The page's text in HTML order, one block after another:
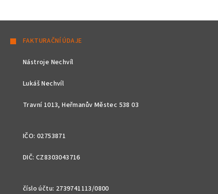
FAKTURAČNÍ ÚDAJE
Nástroje Nechvíl
Lukáš Nechvíl
Travní 1013, Heřmanův Městec 538 03
IČO: 02753871
DIČ: CZ8303043716
číslo účtu: 2739741113/0800